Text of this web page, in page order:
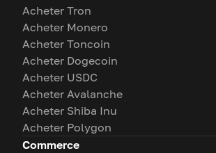
Acheter Tron
Acheter Monero
Acheter Toncoin
Acheter Dogecoin
Acheter USDC
Acheter Avalanche
Acheter Shiba Inu
Acheter Polygon
Commerce